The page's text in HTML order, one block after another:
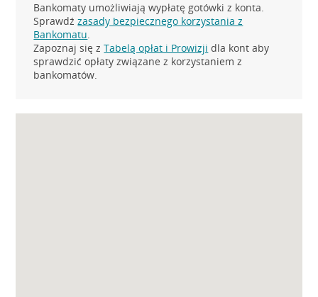
Bankomaty umożliwiają wypłatę gotówki z konta.
Sprawdźzasady bezpiecznego korzystania z
Bankomatu.
Zapoznaj się zTabelą opłat i Prowizji dla kont aby
sprawdzić opłaty związane z korzystaniem z
bankomatów.